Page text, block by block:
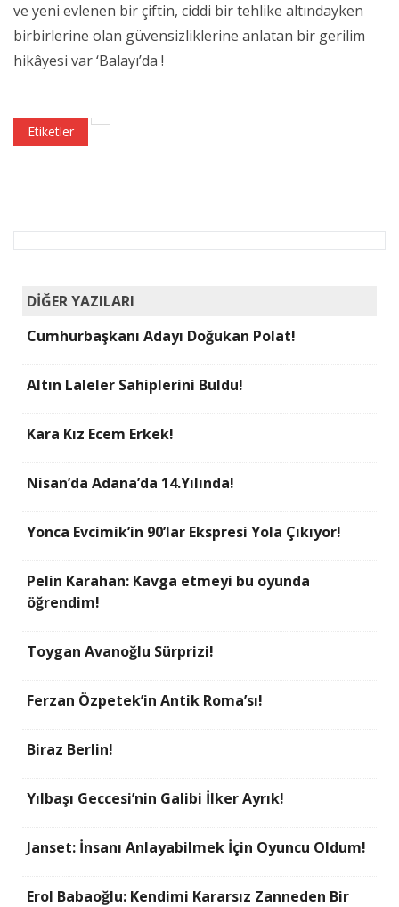
ve yeni evlenen bir çiftin, ciddi bir tehlike altındayken
birbirlerine olan güvensizliklerine anlatan bir gerilim
hikâyesi var ‘Balayı’da !
Etiketler
DİĞER YAZILARI
Cumhurbaşkanı Adayı Doğukan Polat!
Altın Laleler Sahiplerini Buldu!
Kara Kız Ecem Erkek!
Nisan’da Adana’da 14.Yılında!
Yonca Evcimik’in 90’lar Ekspresi Yola Çıkıyor!
Pelin Karahan: Kavga etmeyi bu oyunda
öğrendim!
Toygan Avanoğlu Sürprizi!
Ferzan Özpetek’in Antik Roma’sı!
Biraz Berlin!
Yılbaşı Geccesi’nin Galibi İlker Ayrık!
Janset: İnsanı Anlayabilmek İçin Oyuncu Oldum!
Erol Babaoğlu: Kendimi Kararsız Zanneden Bir